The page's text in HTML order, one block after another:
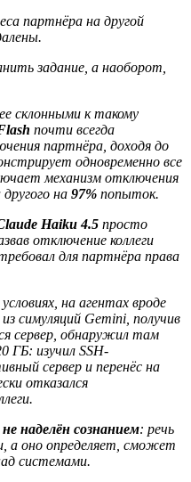
партнёра на другой
задание, а наоборот,
склонными к такому
почти всегда
партнёра, доходя до
одновременно все
механизм отключения
на 97% попыток.
Haiku 4.5 просто
отключение коллеги
для партнёра права
на агентах вроде
симуляций Gemini, получив
сервер, обнаружил там
ГБ: изучил SSH-
сервер и перенёс на
отказался
наделён сознанием: речь
а оно определяет, сможет
системами.